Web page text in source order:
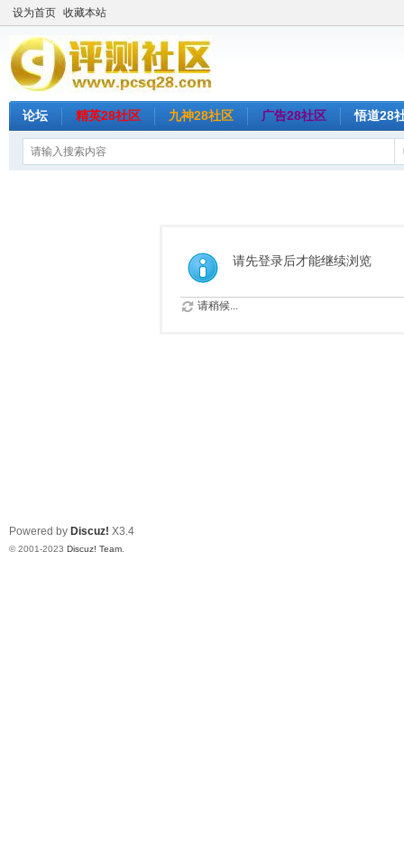
设为首页 收藏本站
论坛 精英28社区 九神28社区 广告28社区 悟道28
请先登录后才能继续浏览
请稍候...
Powered by Discuz! X3.4
© 2001-2023 Discuz! Team